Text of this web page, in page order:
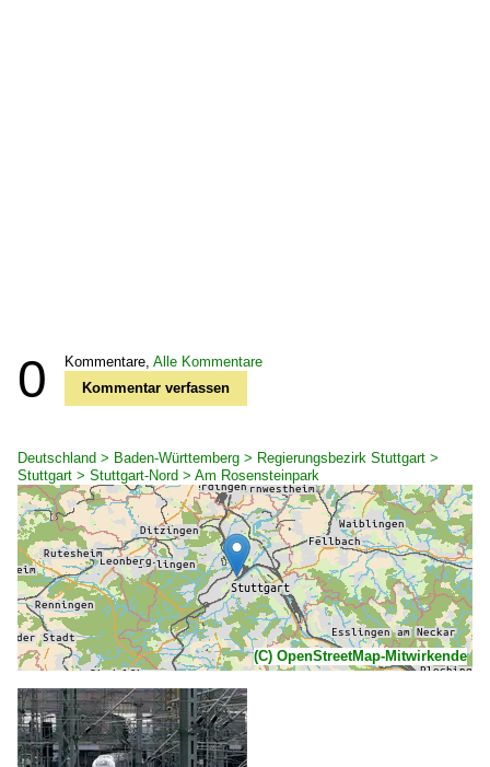
0 Kommentare, Alle Kommentare
Kommentar verfassen
Deutschland > Baden-Württemberg > Regierungsbezirk Stuttgart >
Stuttgart > Stuttgart-Nord > Am Rosensteinpark
(C) OpenStreetMap-Mitwirkende